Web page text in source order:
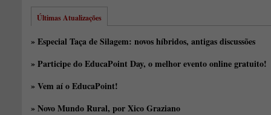
Últimas Atualizações
» Especial Taça de Silagem: novos híbridos, antigas discussões
» Participe do EducaPoint Day, o melhor evento online gratuito!
» Vem aí o EducaPoint!
» Novo Mundo Rural, por Xico Graziano